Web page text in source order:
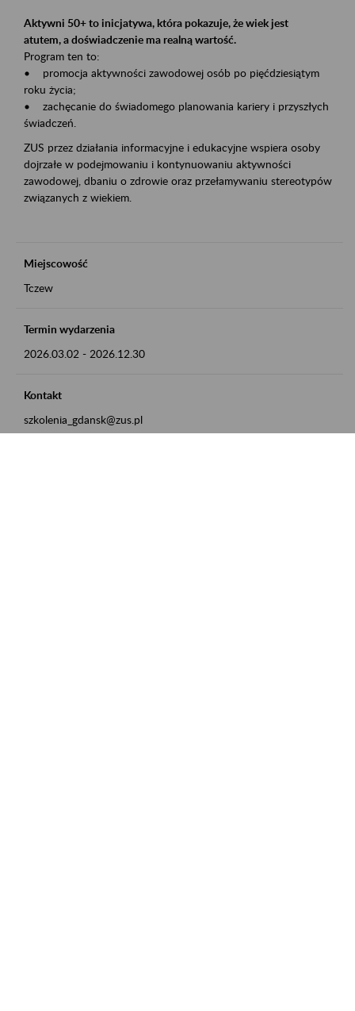
Aktywni 50+ to inicjatywa, która pokazuje, że wiek jest
atutem, a doświadczenie ma realną wartość.
Program ten to:
• promocja aktywności zawodowej osób po pięćdziesiątym
roku życia;
• zachęcanie do świadomego planowania kariery i przyszłych
świadczeń.
ZUS przez działania informacyjne i edukacyjne wspiera osoby
dojrzałe w podejmowaniu i kontynuowaniu aktywności
zawodowej, dbaniu o zdrowie oraz przełamywaniu stereotypów
związanych z wiekiem.
Miejscowość
Tczew
Termin wydarzenia
2026.03.02 - 2026.12.30
Kontakt
szkolenia_gdansk@zus.pl